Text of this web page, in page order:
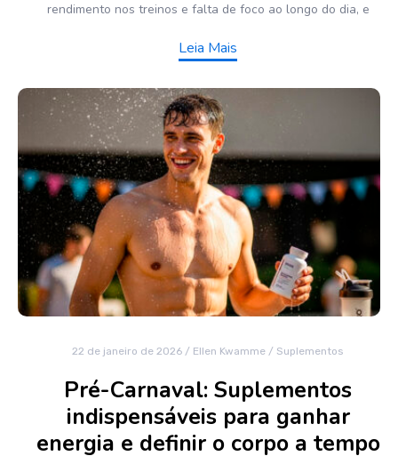
rendimento nos treinos e falta de foco ao longo do dia, e
Leia Mais
22 de janeiro de 2026 / Ellen Kwamme / Suplementos
Pré-Carnaval: Suplementos
indispensáveis para ganhar
energia e definir o corpo a tempo